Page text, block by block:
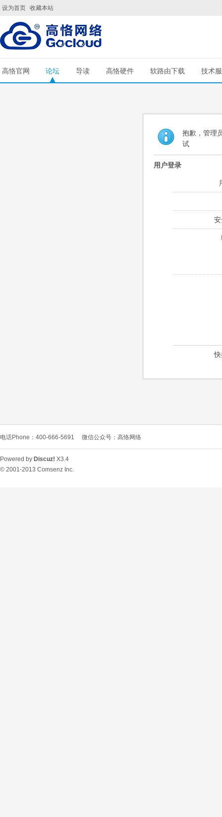
设为首页 收藏本站
高恪官网 论坛 导读 高恪硬件 软路由下载 技术
抱歉，管理
试
用户登录
电话Phone：400-666-5691 微信公众号：高恪网络
Powered by Discuz! X3.4
© 2001-2013 Comsenz Inc.